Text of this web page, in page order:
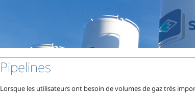
Pipelines
Lorsque les utilisateurs ont besoin de volumes de gaz très